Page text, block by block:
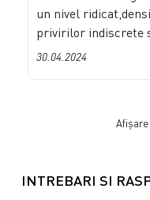
un nivel
privirilor indiscrete
30.04.2024
Afişare
INTREBARI SI